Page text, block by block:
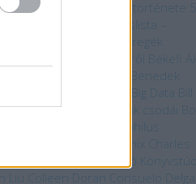
kikötője
A világ története
mentén
Bakancslista –
Befejezetlen regék
Békefi
Benedek
Big Data Bill
Bjørn Berge Bolygónk csodái
Cartaphilus
Chameleon Comix
Charles
Ciceró
Liu
Colleen Doran
Consuelo